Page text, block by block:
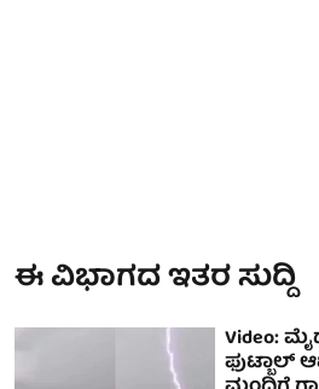
ಈ ವಿಭಾಗದ ಇತರ ಸುದ್ದಿ
Video:
ಫುಟ್ಬಾಲ್